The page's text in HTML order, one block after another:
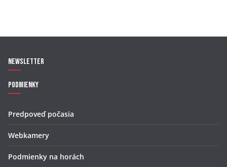
Newsletter
Podmienky
Predpoveď počasia
Webkamery
Podmienky na horách